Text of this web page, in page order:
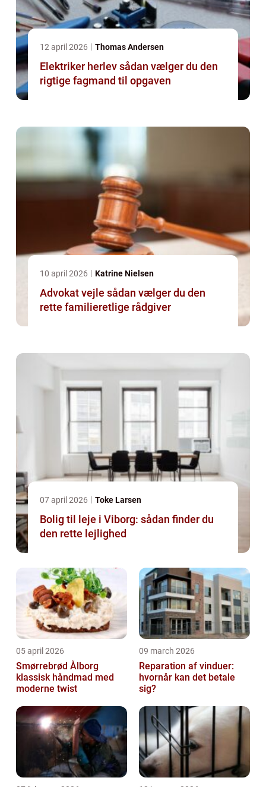
12 april 2026 Thomas Andersen
Elektriker herlev sådan vælger du den
rigtige fagmand til opgaven
10 april 2026 Katrine Nielsen
Advokat vejle sådan vælger du den
rette familieretlige rådgiver
07 april 2026 Toke Larsen
Bolig til leje i Viborg: sådan finder du
den rette lejlighed
05 april 2026
Smørrebrød Ålborg
klassisk håndmad med
moderne twist
09 march 2026
Reparation af vinduer:
hvornår kan det betale
sig?